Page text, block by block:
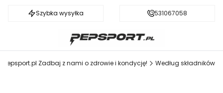
Szybka wysyłka Darmowa dostawa od 199 zł
531067058
Pepsport.pl Zadbaj z nami o zdrowie i kondycję! Według składników